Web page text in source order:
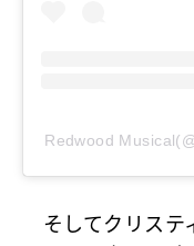
Redwood
そしてクリステ